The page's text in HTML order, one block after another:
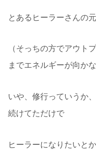
とあるヒーラーさんの
（そっちの方でアウト
までエネルギーが向か
いや、修行っていうか
続けてただけで
ヒーラーになりたいと